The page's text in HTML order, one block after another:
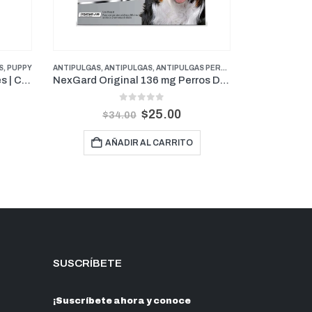
GRANDES ,PERROS,PROMOCIONES
NexGard Original 136 mg Perros De 25.1 kg a 50 kg (1 Mes)
AÑADIR AL CARRITO
SUSCRÍBETE
¡Suscríbete ahora y conoce